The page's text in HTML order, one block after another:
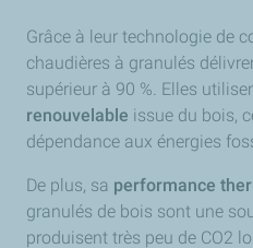
Transport :
Ils sont
une vis sans fin ou par
Combustion :
Une
chaleur constante.
3. Les chiffres clés
Trois statistiques majeures
Grâce à leur technologie de
chaudières à granulés
supérieur à 90 %. Elles
renouvelable issue du bois,
dépendance aux énergies
De plus, sa performance
granulés de bois sont une
produisent très peu de CO2